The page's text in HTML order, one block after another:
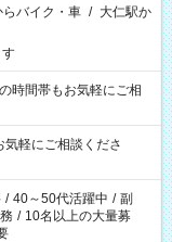
らバイク・車 / 大仁駅か
軽にご相談くださ
/ 40～50代活躍中 / 副
/ 10名以上の大量募